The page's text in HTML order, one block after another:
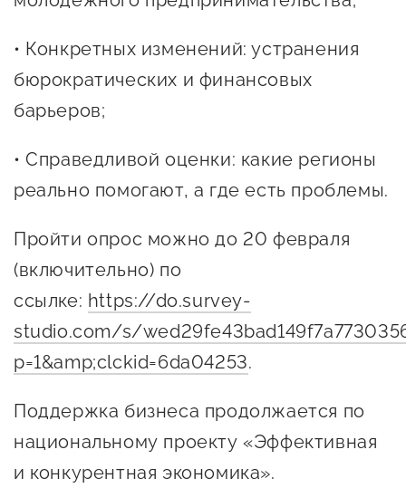
консультационного
сопровождения
Поддержка центра
Онлайн-витрина
программ и молодежного
предпринимательства
О центре
Календарь
предпринимателей
Проекты
Поддержка центра
Центр инноваций
социальной сферы
О центре
Поддержка центра
Календарь
предпринимателей
Истории успеха
Проекты
Центр финансовой
поддержки
Проекты
Поддержка центра
Истории успеха
технологического и
креативного
предпринимательства
• Конкретных изменений: устранения
бюрократических и финансовых
барьеров;
• Справедливой оценки: какие регионы
реально помогают, а где есть проблемы.
Пройти опрос можно до 20 февраля
(включительно) по
ссылке: https://do.survey-
studio.com/s/
p=1&amp;clckid=6da04253.
Поддержка бизнеса продолжается по
национальному проекту «Эффективная
и конкурентная экономика».